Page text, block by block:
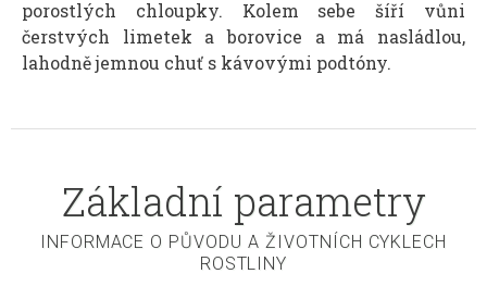
porostlých chloupky. Kolem sebe šíří vůni
čerstvých limetek a borovice a má nasládlou,
lahodně jemnou chuť s kávovými podtóny.
Základní parametry
INFORMACE O PŮVODU A ŽIVOTNÍCH CYKLECH
ROSTLINY